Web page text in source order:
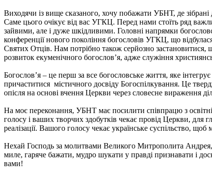
Виходячи із вище сказаного, хочу побажати УБНТ, де
Саме цього очікує від вас УГКЦ. Перед нами стоїть ряд
зайвими, але і дуже шкідливими. Головні напрямки
конференції нового покоління богословів УГКЦ, що
Святих Отців. Нам потрібно також серйозно
розвиток екуменічного богослов’я, адже служіння
Богослов’я – це перш за все богословське життя, яке
причаститися містичного досвіду Богоспілкування. Це
опісля на основі вчення Церкви через словесне вираження
На моє переконання, УБНТ має посилити співпрацю з
голосу і ваших творчих здобутків чекає провід Церкви, для
реалізації. Вашого голосу чекає українське суспільство,
Нехай Господь за молитвами Великого Митрополита
миле, гаряче бажати, мудро шукати у правді признавати і
вами!